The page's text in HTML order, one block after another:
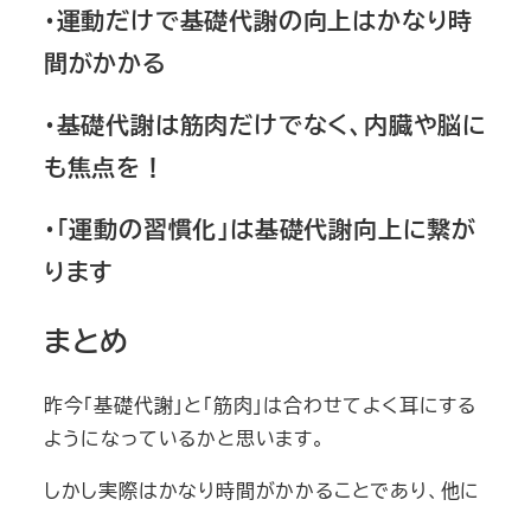
・運動だけで基礎代謝の向上はかなり時
間がかかる
・基礎代謝は筋肉だけでなく、内臓や脳に
も焦点を！
・「運動の習慣化」は基礎代謝向上に繋が
ります
まとめ
昨今「基礎代謝」と「筋肉」は合わせてよく耳にする
ようになっているかと思います。
しかし実際はかなり時間がかかることであり、他に